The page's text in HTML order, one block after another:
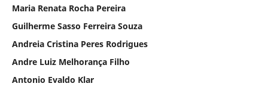
Maria Renata Rocha Pereira
Guilherme Sasso Ferreira Souza
Andreia Cristina Peres Rodrigues
Andre Luiz Melhorança Filho
Antonio Evaldo Klar